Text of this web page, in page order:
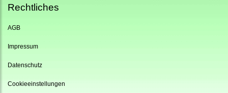
Rechtliches
AGB
Impressum
Datenschutz
Cookieeinstellungen